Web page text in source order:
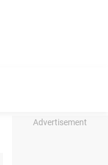
Advertisement